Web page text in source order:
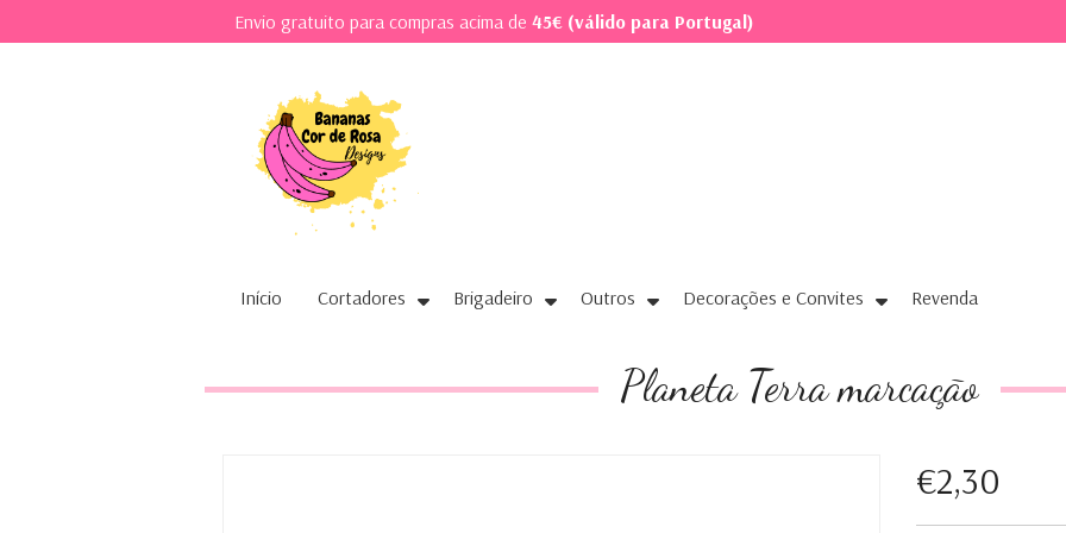
Envio gratuito para compras acima de 45€ (válido para Portugal)
Início Cortadores Brigadeiro Outros Decorações e Convites Revenda
Planeta Terra marcação
€2,30